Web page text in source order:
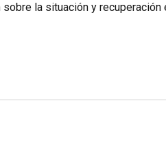
la situación y recuperación